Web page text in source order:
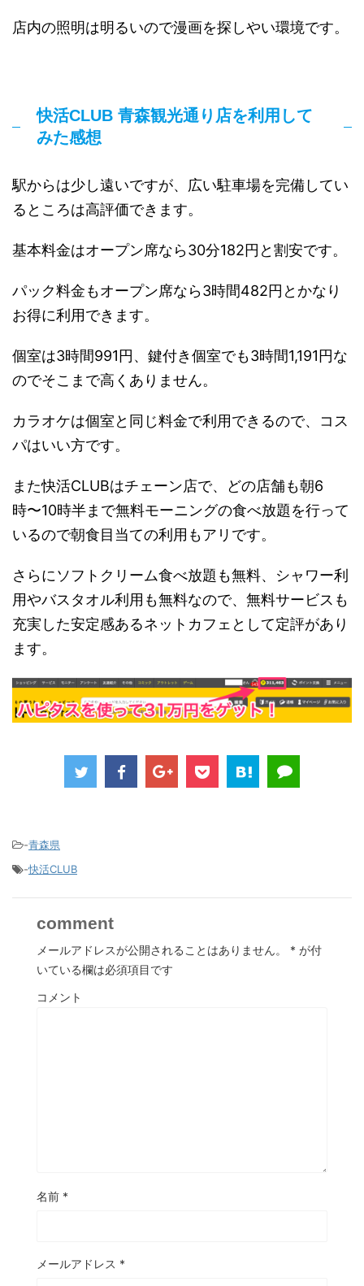
店内の照明は明るいので漫画を探しやい環境です。
快活CLUB 青森観光通り店を利用して
みた感想
駅からは少し遠いですが、広い駐車場を完備してい
るところは高評価できます。
基本料金はオープン席なら30分182円と割安です。
パック料金もオープン席なら3時間482円とかなり
お得に利用できます。
個室は3時間991円、鍵付き個室でも3時間1,191円な
のでそこまで高くありません。
カラオケは個室と同じ料金で利用できるので、コス
パはいい方です。
また快活CLUBはチェーン店で、どの店舗も朝6
時〜10時半まで無料モーニングの食べ放題を行って
いるので朝食目当ての利用もアリです。
さらにソフトクリーム食べ放題も無料、シャワー利
用やバスタオル利用も無料なので、無料サービスも
充実した安定感あるネットカフェとして定評があり
ます。
-青森県
-快活CLUB
comment
メールアドレスが公開されることはありません。 * が付
いている欄は必須項目です
コメント
名前 *
メールアドレス *